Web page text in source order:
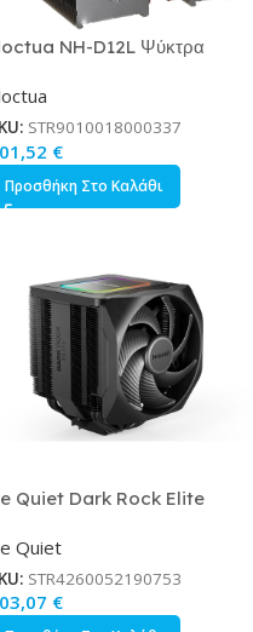
NH-D12L Ψύκτρα
AM5/1200/115x/1700
STR9010018000337
€
Προσθήκη Στο Καλάθι
Quiet Dark Rock Elite
Ανεμιστήρα για Socket
AM5/1200/115x/1700
Quiet
STR4260052190753
€